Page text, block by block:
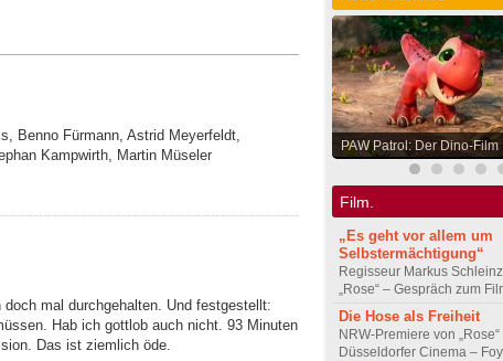
Benno Fürmann, Astrid Meyerfeldt,
Kampwirth, Martin Müseler
doch mal durchgehalten. Und festgestellt:
Hab ich gottlob auch nicht. 93 Minuten
Das ist ziemlich öde.
PAW Patrol: Der Dino-Film
Film.
„Es geht vor allem um
Selbstermächtigung“
Regisseur Markus
„Rose“ – Gespräch zum
Die Hose als Freiheit
NRW-Premiere von „Rose“
Düsseldorfer Cinema –